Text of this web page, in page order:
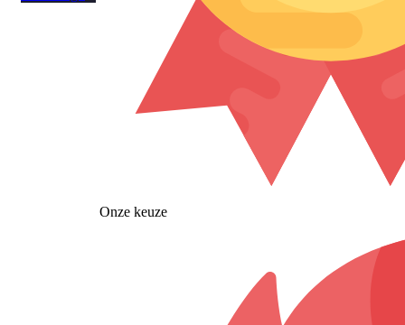
Onze keuze